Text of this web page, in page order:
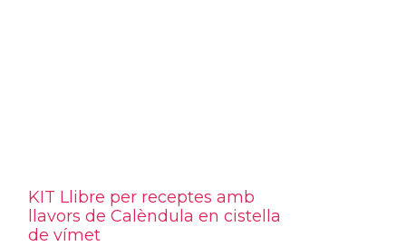
KIT Llibre per receptes amb
llavors de Calèndula en cistella
de vímet